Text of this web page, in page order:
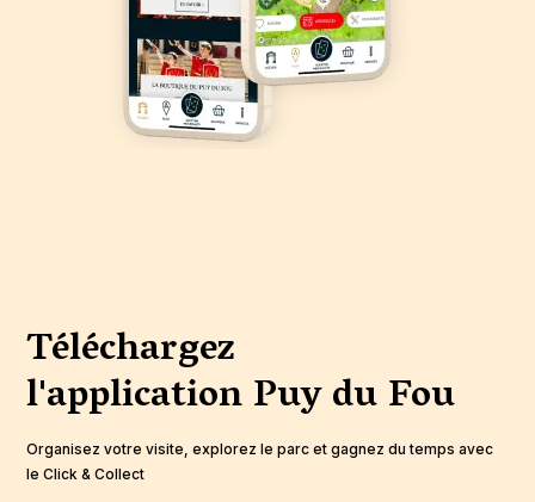
Téléchargez
l'applicationPuy du Fou
Organisez votre visite, explorez le parc et gagnez du temps avec
le Click & Collect